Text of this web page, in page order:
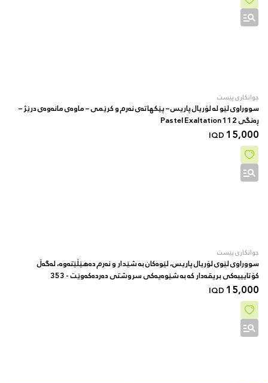
جوانکاری پێست
سووراوی لێو لە لۆریال پاریس – پێکهاتەی نەرم و کرێمی – ماوەی مانەوەی درێژ –
ڕەنگی 112 Pastel Exaltation
15,000
IQD
جوانکاری پێست
سووراوی لێوی لۆریال پاریس، لێوەکان بە شێدار و نەرم دەهێڵێتەوە، لەگەڵ
کۆتایییەکی بریقەدار کە بە شێوەیەکی سروشتی دەردەکەوێت - 353
15,000
IQD